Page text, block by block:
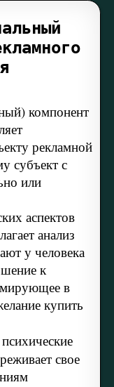
компонент
рекламной
субъект с
или
аспектов
анализ
у человека
к
в
купить
свое